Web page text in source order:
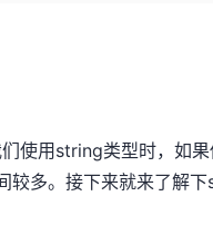
使用string类型时，如果
多。接下来就来了解